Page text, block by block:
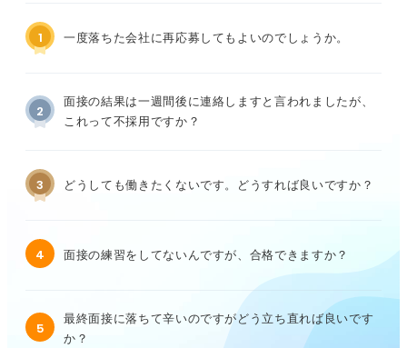
1 一度落ちた会社に再応募してもよいのでしょうか。
2
面接の結果は一週間後に連絡しますと言われましたが、
これって不採用ですか？
3 どうしても働きたくないです。どうすれば良いですか？
4 面接の練習をしてないんですが、合格できますか？
5
最終面接に落ちて辛いのですがどう立ち直れば良いです
か？